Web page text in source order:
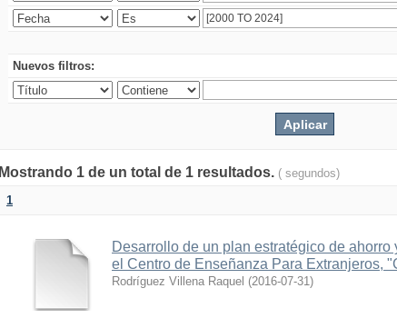
Nuevos filtros:
Mostrando 1 de un total de 1 resultados. ( segundos)
1
Desarrollo de un plan estratégico de
el Centro de Enseñanza Para Extranjeros,
Rodríguez Villena Raquel (2016-07-31)